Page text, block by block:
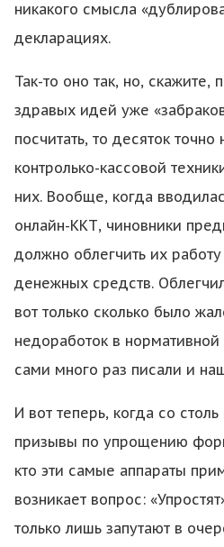
никакого смысла
декларациях.
Так-то оно так, но, скажите,
здравых идей уже
посчитать, то десяток
контролько-кассовой
них. Вообще, когда
онлайн-ККТ, чиновники
должно облегчить их
денежных средств.
вот только сколько было
недоработок в
сами много раз писали и
И вот теперь, когда со
призывы по упрощению
кто эти самые аппараты
возникает вопрос:
только лишь запутают в